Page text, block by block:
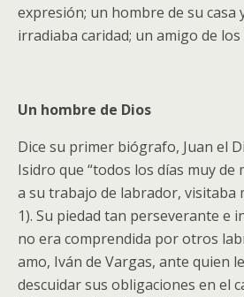
expresión; un hombre de su casa
irradiaba caridad; un amigo de los
Un hombre de Dios
Dice su primer biógrafo, Juan el
Isidro que “todos los días muy de
a su trabajo de labrador, visitaba
1). Su piedad tan perseverante e
no era comprendida por otros
amo, Iván de Vargas, ante quien
descuidar sus obligaciones en el